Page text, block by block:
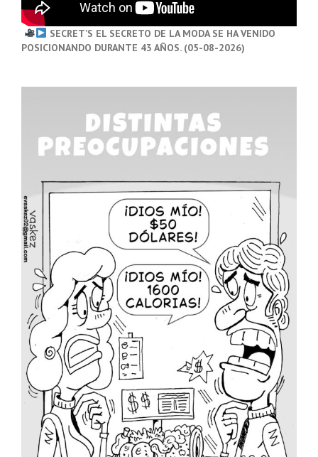
SECRET’S EL SECRETO DE LA MODA SE HA VENIDO
POSICIONANDO DURANTE 43 AÑOS. (05-08-2026)